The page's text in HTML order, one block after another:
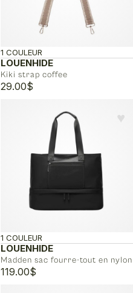
LOUENHIDE
Kiki strap coffee
1 COULEUR
29.00$
♥︎
LOUENHIDE
Madden sac fourre-tout en nylon
1 COULEUR
119.00$